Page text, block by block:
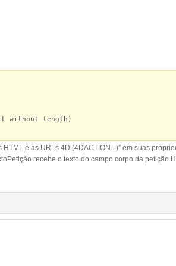
without length )
e as URLs 4D (4DACTION...)” em suas
recebe o texto do campo corpo da petição